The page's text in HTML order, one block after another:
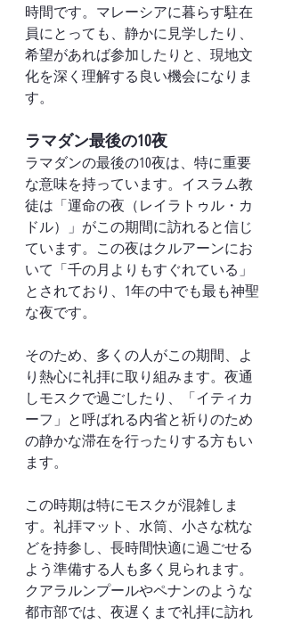
時間です。マレーシアに暮らす駐在
員にとっても、静かに見学したり、
希望があれば参加したりと、現地文
化を深く理解する良い機会になりま
す。
ラマダン最後の10夜
ラマダンの最後の10夜は、特に重要
な意味を持っています。イスラム教
徒は「運命の夜（レイラトゥル・カ
ドル）」がこの期間に訪れると信じ
ています。この夜はクルアーンにお
いて「千の月よりもすぐれている」
とされており、1年の中でも最も神聖
な夜です。
そのため、多くの人がこの期間、よ
り熱心に礼拝に取り組みます。夜通
しモスクで過ごしたり、「イティカ
ーフ」と呼ばれる内省と祈りのため
の静かな滞在を行ったりする方もい
ます。
この時期は特にモスクが混雑しま
す。礼拝マット、水筒、小さな枕な
どを持参し、長時間快適に過ごせる
よう準備する人も多く見られます。
クアラルンプールやペナンのような
都市部では、夜遅くまで礼拝に訪れ